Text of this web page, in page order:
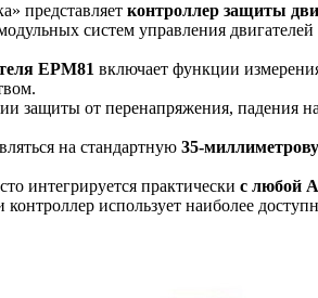
представляет контроллер защиты
систем управления
EPM81 включает функции
защиты от перенапряжения, падения
на стандартную 35-
интегрируется практически с любой
контроллер использует наиболее